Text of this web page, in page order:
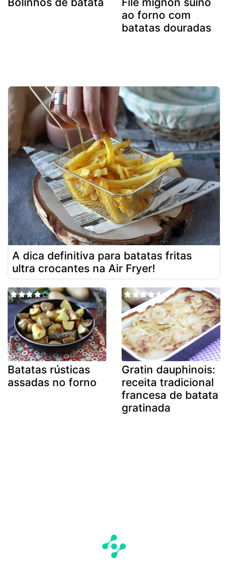
ao forno com
batatas douradas
A dica definitiva para batatas fritas
ultra crocantes na Air Fryer!
Batatas rústicas
assadas no forno
Gratin dauphinois:
receita tradicional
francesa de batata
gratinada